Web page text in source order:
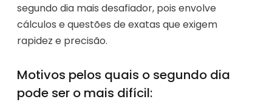
segundo dia mais desafiador, pois envolve
cálculos e questões de exatas que exigem
rapidez e precisão.
Motivos pelos quais o segundo dia
pode ser o mais difícil: